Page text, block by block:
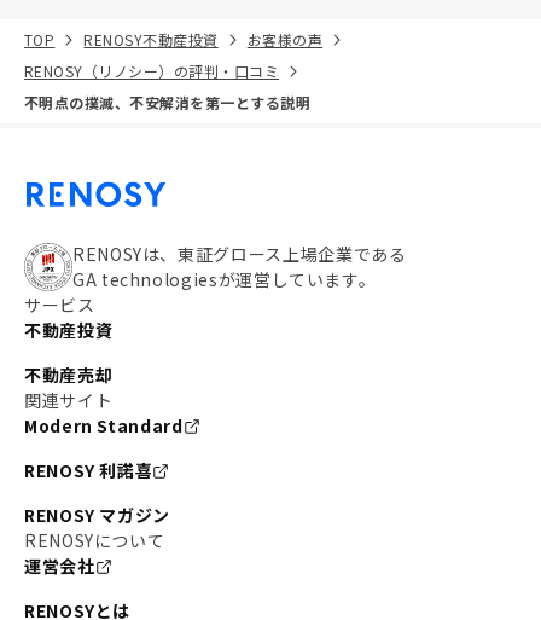
TOP RENOSY不動産投資
お客様の声
RENOSY（リノシー）の評判・口コミ
不明点の撲滅、不安解消を第一とする説明
RENOSYは、東証グロース上場企業である
GA technologiesが運営しています。
サービス
不動産投資
不動産売却
関連サイト
Modern Standard
RENOSY 利諾喜
RENOSY マガジン
RENOSYについて
運営会社
RENOSYとは